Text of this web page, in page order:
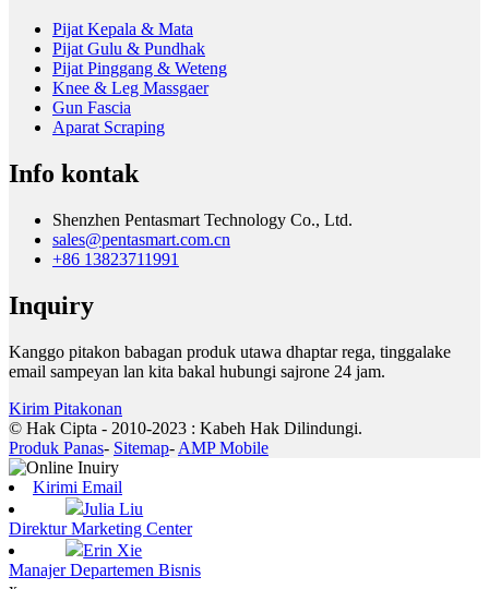
Pijat Kepala & Mata
Pijat Gulu & Pundhak
Pijat Pinggang & Weteng
Knee & Leg Massgaer
Gun Fascia
Aparat Scraping
Info kontak
Shenzhen Pentasmart Technology Co., Ltd.
sales@pentasmart.com.cn
+86 13823711991
Inquiry
Kanggo pitakon babagan produk utawa dhaptar rega, tinggalake
email sampeyan lan kita bakal hubungi sajrone 24 jam.
Kirim Pitakonan
© Hak Cipta - 2010-2023 : Kabeh Hak Dilindungi.
Produk Panas- Sitemap- AMP Mobile
Kirimi Email
Julia Liu
Direktur Marketing Center
Erin Xie
Manajer Departemen Bisnis